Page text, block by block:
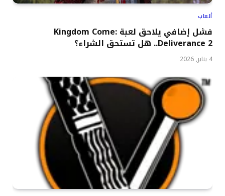
ألعاب
فشل إضافي يلاحق لعبة Kingdom Come:
Deliverance 2.. هل تستحق الشراء؟
4 يناير, 2026